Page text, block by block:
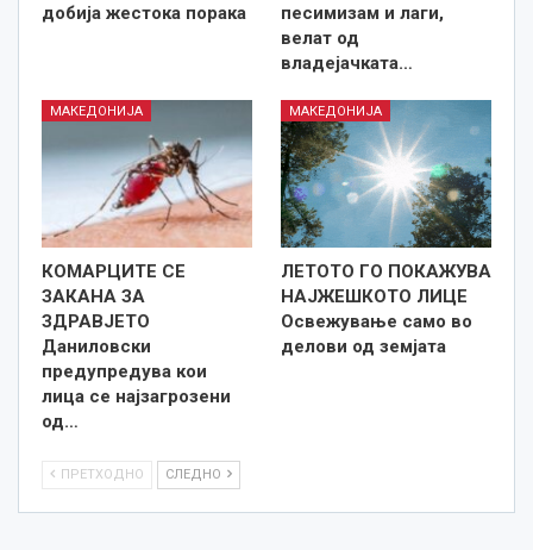
добија жестока порака
песимизам и лаги,
велат од
владејачката…
МАКЕДОНИЈА
КОМАРЦИТЕ СЕ
ЗАКАНА ЗА
ЗДРАВЈЕТО
Даниловски
предупредува кои
лица се најзагрозени
од…
МАКЕДОНИЈА
ЛЕТОТО ГО ПОКАЖУВА
НАЈЖЕШКОТО ЛИЦE
Освежување само во
делови од земјата
ПРЕТХОДНО СЛЕДНО